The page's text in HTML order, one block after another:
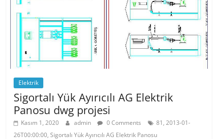
Elektrik
Sigortalı Yük Ayırıcılı AG Elektrik
Panosu dwg projesi
Kasım 1, 2020 admin 0 Comments
81, 2013-01-
26T00:00:00, Sigortalı Yük Ayırıcılı AG Elektrik Panosu